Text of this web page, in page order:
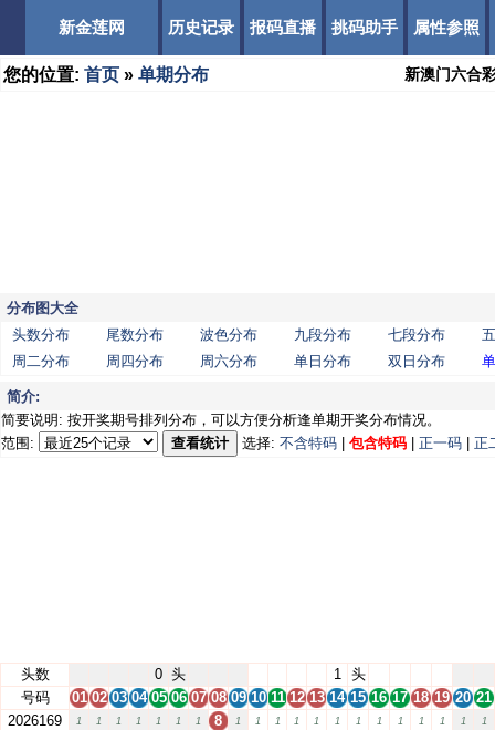
新金莲网 历史记录 报码直播 挑码助手 属性参照
您的位置: 首页 » 单期分布 新澳门六合
分布图大全
头数分布
尾数分布 波色分布 九段分布 七段分布
周二分布
周四分布 周六分布 单日分布 双日分布
简介:
简要说明: 按开奖期号排列分布，可以方便分析逢单期开奖分布情况。
范围:
查看统计 选择: 不含特码 包含特码 正一码 正
头数 0 头 1
头
号码
01 02 03 04 05 06 07 08 09 10 11 12 13 14 15 16 17 18 19 20 21
2026169
1 1 1 1 1 1 1 8 1 1 1 1 1 1 1 1 1 1 1 1 1